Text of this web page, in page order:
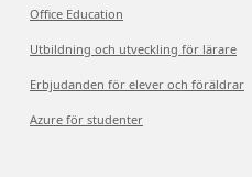
Office Education
Utbildning och utveckling för lärare
Erbjudanden för elever och föräldrar
Azure för studenter